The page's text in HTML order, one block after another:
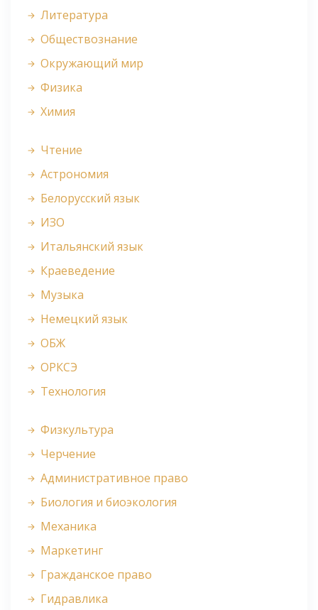
Литература
Обществознание
Окружающий мир
Физика
Химия
Чтение
Астрономия
Белорусский язык
ИЗО
Итальянский язык
Краеведение
Музыка
Немецкий язык
ОБЖ
ОРКСЭ
Технология
Физкультура
Черчение
Административное право
Биология и биоэкология
Механика
Маркетинг
Гражданское право
Гидравлика